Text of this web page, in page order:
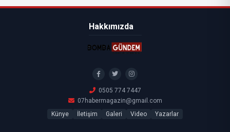
Hakkımızda
0505 774 7447
07habermagazin@gmail.com
Künye
İletişim Galeri Video Yazarlar